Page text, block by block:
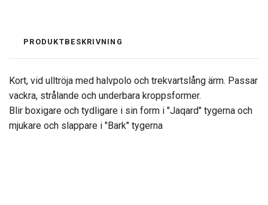
PRODUKTBESKRIVNING
Kort, vid ulltröja med halvpolo och trekvartslång ärm. Passar
vackra, strålande och underbara kroppsformer.
Blir boxigare och tydligare i sin form i "Jaqard" tygerna och
mjukare och slappare i "Bark" tygerna